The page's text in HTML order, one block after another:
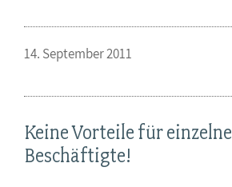
14. September 2011
Keine Vorteile für einzelne
Beschäftigte!